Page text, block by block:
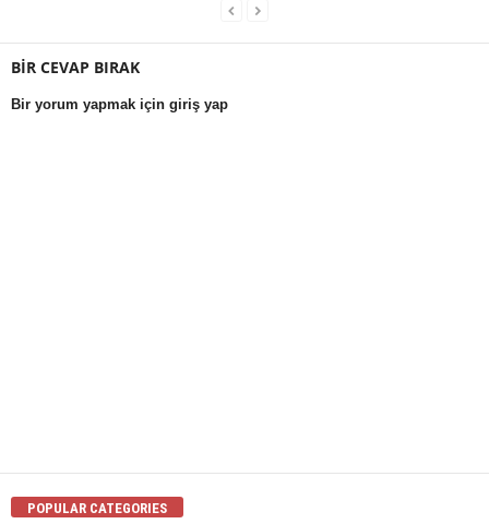
BİR CEVAP BIRAK
Bir yorum yapmak için giriş yap
POPULAR CATEGORIES